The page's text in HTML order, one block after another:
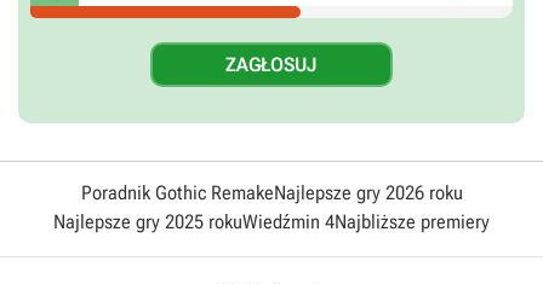
Poradnik Gothic RemakeNajlepsze gry 2026 roku
Najlepsze gry 2025 rokuWiedźmin 4Najbliższe premiery